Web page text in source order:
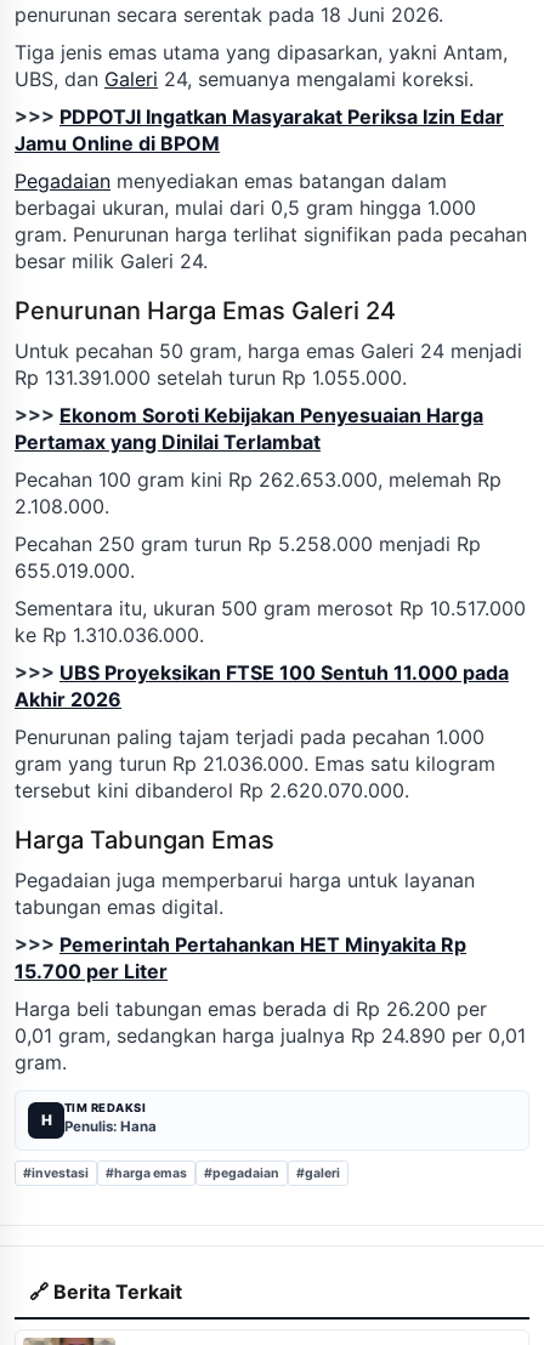
penurunan secara serentak pada 18 Juni 2026.
Tiga jenis emas utama yang dipasarkan, yakni Antam,
UBS, dan Galeri 24, semuanya mengalami koreksi.
>>> PDPOTJI Ingatkan Masyarakat Periksa Izin Edar
Jamu Online di BPOM
Pegadaian menyediakan emas batangan dalam
berbagai ukuran, mulai dari 0,5 gram hingga 1.000
gram. Penurunan harga terlihat signifikan pada pecahan
besar milik Galeri 24.
Penurunan Harga Emas Galeri 24
Untuk pecahan 50 gram, harga emas Galeri 24 menjadi
Rp 131.391.000 setelah turun Rp 1.055.000.
>>> Ekonom Soroti Kebijakan Penyesuaian Harga
Pertamax yang Dinilai Terlambat
Pecahan 100 gram kini Rp 262.653.000, melemah Rp
2.108.000.
Pecahan 250 gram turun Rp 5.258.000 menjadi Rp
655.019.000.
Sementara itu, ukuran 500 gram merosot Rp 10.517.000
ke Rp 1.310.036.000.
>>> UBS Proyeksikan FTSE 100 Sentuh 11.000 pada
Akhir 2026
Penurunan paling tajam terjadi pada pecahan 1.000
gram yang turun Rp 21.036.000. Emas satu kilogram
tersebut kini dibanderol Rp 2.620.070.000.
Harga Tabungan Emas
Pegadaian juga memperbarui harga untuk layanan
tabungan emas digital.
>>> Pemerintah Pertahankan HET Minyakita Rp
15.700 per Liter
Harga beli tabungan emas berada di Rp 26.200 per
0,01 gram, sedangkan harga jualnya Rp 24.890 per 0,01
gram.
H
TIM REDAKSI
Penulis: Hana
#investasi #harga emas #pegadaian #galeri
🔗 Berita Terkait